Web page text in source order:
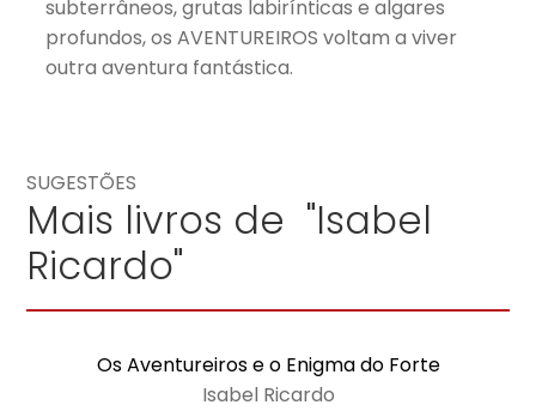
subterrâneos, grutas labirínticas e algares
profundos, os AVENTUREIROS voltam a viver
outra aventura fantástica.
SUGESTÕES
Mais livros de "Isabel
Ricardo"
Os Aventureiros e o Enigma do Forte
Isabel Ricardo